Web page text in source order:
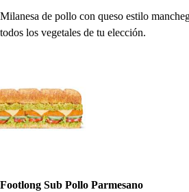
Milanesa de pollo con queso estilo
todos los vegetales de tu elección.
Footlong Sub Pollo Parmesano